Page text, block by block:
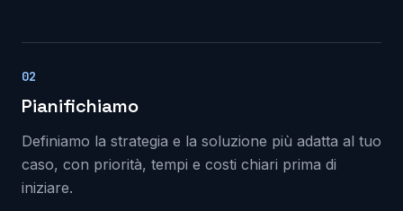
02
Pianifichiamo
Definiamo la strategia e la soluzione più adatta al tuo
caso, con priorità, tempi e costi chiari prima di
iniziare.